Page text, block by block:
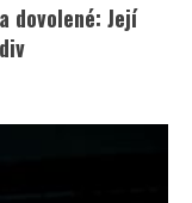
dovolené: Její